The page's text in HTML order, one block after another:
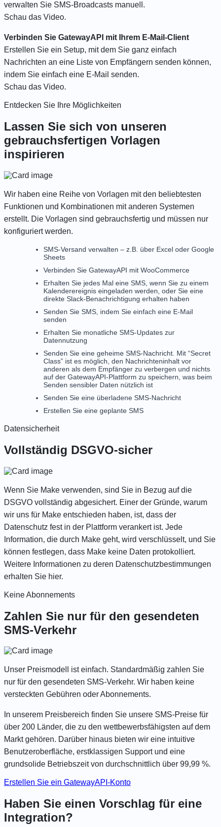
verwalten Sie SMS-Broadcasts manuell.
Schau das Video.
Verbinden Sie GatewayAPI mit Ihrem E-Mail-Client
Erstellen Sie ein Setup, mit dem Sie ganz einfach
Nachrichten an eine Liste von Empfängern senden können,
indem Sie einfach eine E-Mail senden.
Schau das Video.
Entdecken Sie Ihre Möglichkeiten
Lassen Sie sich von unseren
gebrauchsfertigen Vorlagen
inspirieren
Wir haben eine Reihe von Vorlagen mit den beliebtesten
Funktionen und Kombinationen mit anderen Systemen
erstellt. Die Vorlagen sind gebrauchsfertig und müssen nur
konfiguriert werden.
SMS-Versand verwalten – z.B. über Excel oder Google
Sheets
Verbinden Sie GatewayAPI mit WooCommerce
Erhalten Sie jedes Mal eine SMS, wenn Sie zu einem
Kalenderereignis eingeladen werden, oder Sie eine
direkte Slack-Benachrichtigung erhalten haben
Senden Sie SMS, indem Sie einfach eine E-Mail
senden
Erhalten Sie monatliche SMS-Updates zur
Datennutzung
Senden Sie eine geheime SMS-Nachricht. Mit “Secret
Class” ist es möglich, den Nachrichteninhalt vor
anderen als dem Empfänger zu verbergen und nichts
auf der GatewayAPI-Plattform zu speichern, was beim
Senden sensibler Daten nützlich ist
Senden Sie eine überladene SMS-Nachricht
Erstellen Sie eine geplante SMS
Datensicherheit
Vollständig DSGVO-sicher
Wenn Sie Make verwenden, sind Sie in Bezug auf die
DSGVO vollständig abgesichert. Einer der Gründe, warum
wir uns für Make entschieden haben, ist, dass der
Datenschutz fest in der Plattform verankert ist. Jede
Information, die durch Make geht, wird verschlüsselt, und Sie
können festlegen, dass Make keine Daten protokolliert.
Weitere Informationen zu deren Datenschutzbestimmungen
erhalten Sie hier.
Keine Abonnements
Zahlen Sie nur für den gesendeten
SMS-Verkehr
Unser Preismodell ist einfach. Standardmäßig zahlen Sie
nur für den gesendeten SMS-Verkehr. Wir haben keine
versteckten Gebühren oder Abonnements.
In unserem Preisbereich finden Sie unsere SMS-Preise für
über 200 Länder, die zu den wettbewerbsfähigsten auf dem
Markt gehören. Darüber hinaus bieten wir eine intuitive
Benutzeroberfläche, erstklassigen Support und eine
grundsolide Betriebszeit von durchschnittlich über 99,99 %.
Erstellen Sie ein GatewayAPI-Konto
Haben Sie einen Vorschlag für eine
Integration?